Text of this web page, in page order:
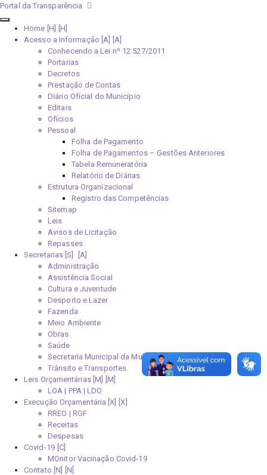
Portal da Transparência
Home [H]
Acesso a Informação [A]
Conhecendo a Lei nº 12.527/2011
Portarias
Decretos
Prestação de Contas
Diário Oficial do Município
Editais
Ofícios
Pessoal
Folha de Pagamento
Folha de Pagamentos – Gestões Anteriores
Tabela Remuneratória
Relatório de Diárias
Estrutura Organizacional
Registro das Competências
Sitemap
Leis
Avisos de Licitação
Repasses
Secretarias [S]
Administração
Assistência Social
Cultura e Juventude
Desporto e Lazer
Fazenda
Meio Ambiente
Obras
Saúde
Secretaria Municipal da Mulher
Trânsito e Transportes
Leis Orçamentárias [M]
LOA | PPA | LDO
Execução Orçamentária [X]
RREO | RGF
Receitas
Despesas
Covid-19
MOnitor Vacinação Covid-19
Contato [N]